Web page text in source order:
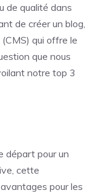
de qualité dans
de créer un blog,
qui offre le
que nous
notre top 3
départ pour un
cette
pour les